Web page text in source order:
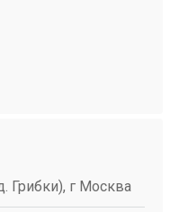
Грибки), г Москва